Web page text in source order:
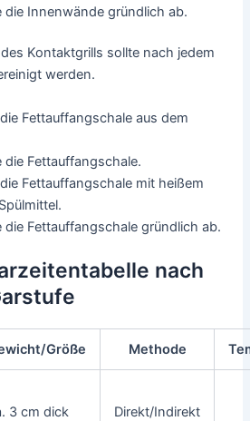
die Innenwände gründlich ab.
Kontaktgrills sollte nach jedem
werden.
Fettauffangschale aus dem
die Fettauffangschale.
Fettauffangschale mit heißem
die Fettauffangschale gründlich ab.
nach
Größe Methode
3 cm dick Direkt/Indirekt